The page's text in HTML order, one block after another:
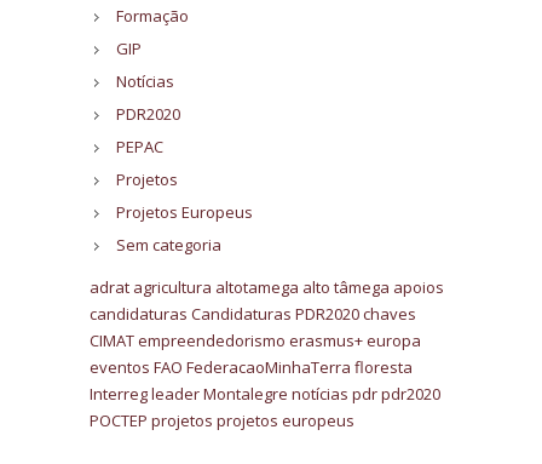
Formação
GIP
Notícias
PDR2020
PEPAC
Projetos
Projetos Europeus
Sem categoria
adrat agricultura altotamega alto tâmega apoios
candidaturas Candidaturas PDR2020chaves
CIMATempreendedorismo erasmus+europa
eventos FAO FederacaoMinhaTerra floresta
InterregleaderMontalegre notícias pdrpdr2020
POCTEP projetos projetos europeus